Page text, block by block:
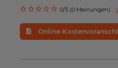
Leistungen
Angebote
Neuigkeiten
0/5 (0 Meinungen)
Online-